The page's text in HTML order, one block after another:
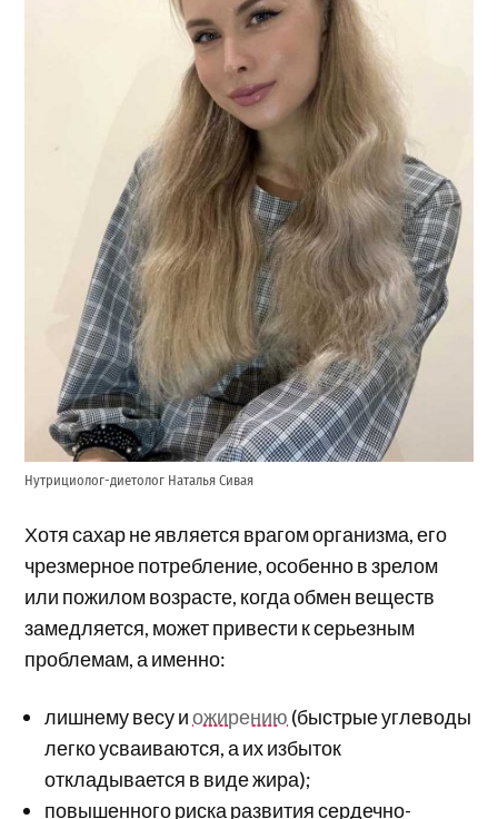
Нутрициолог-диетолог Наталья Сивая
Хотя сахар не является врагом организма, его
чрезмерное потребление, особенно в зрелом
или пожилом возрасте, когда обмен веществ
замедляется, может привести к серьезным
проблемам, а именно:
лишнему весу иожирению (быстрые углеводы
легко усваиваются, а их избыток
откладывается в виде жира);
повышенного риска развития сердечно-